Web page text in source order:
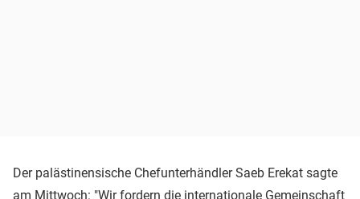
Der palästinensische Chefunterhändler Saeb Erekat sagte
am Mittwoch: "Wir fordern die internationale Gemeinschaft